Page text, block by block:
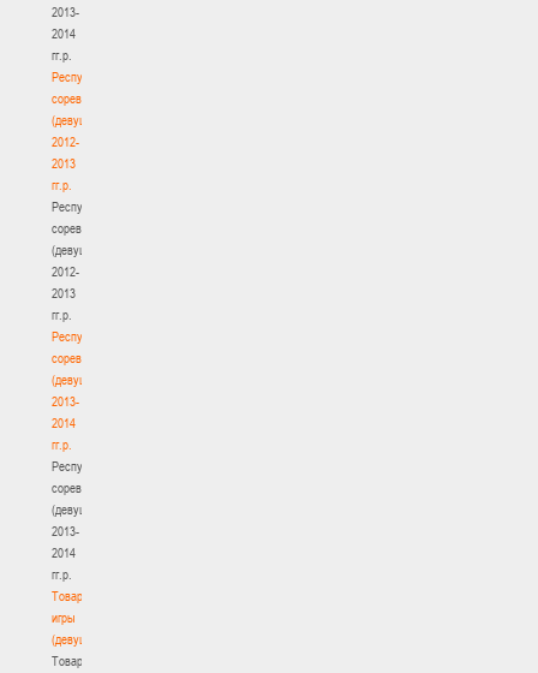
2013-
2014
гг.р.
Республиканские
соревнования
(девушки)
2012-
2013
гг.р.
Республиканские
соревнования
(девушки)
2012-
2013
гг.р.
Республиканские
соревнования
(девушки)
2013-
2014
гг.р.
Республиканские
соревнования
(девушки)
2013-
2014
гг.р.
Товарищеские
игры
(девушки)
Товарищеские